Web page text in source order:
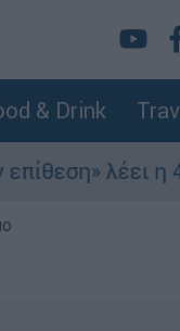
& Drink
η 46χρονη